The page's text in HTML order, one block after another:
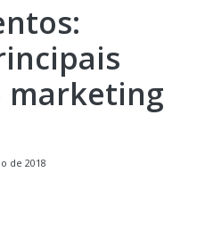
marketing
de 2018